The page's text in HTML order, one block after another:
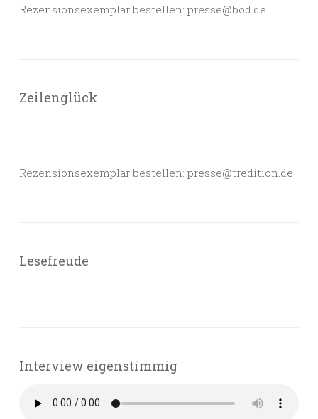
Rezensionsexemplar bestellen: presse@bod.de
Zeilenglück
Rezensionsexemplar bestellen: presse@tredition.de
Lesefreude
Interview eigenstimmig